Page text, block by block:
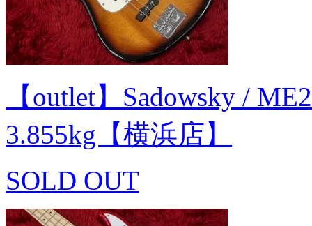
【outlet】Sadowsky /
3.855kg【横浜店】
SOLD OUT